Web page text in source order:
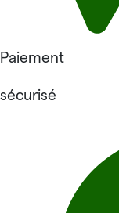
Paiement
sécurisé